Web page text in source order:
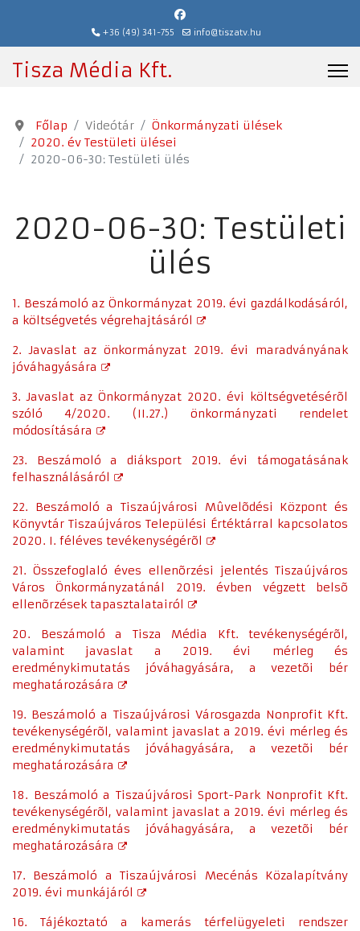
+36 (49) 341-755 info@tiszatv.hu
Tisza Média Kft.
Főlap Videótár
Önkormányzati ülések
2020. év Testületi ülései
2020-06-30: Testületi ülés
2020-06-30: Testületi
ülés
1. Beszámoló az Önkormányzat 2019. évi gazdálkodásáról,
a költségvetés végrehajtásáról
2. Javaslat az önkormányzat 2019. évi maradványának
jóváhagyására
3. Javaslat az Önkormányzat 2020. évi költségvetésérõl
szóló 4/2020. (II.27.)
önkormányzati rendelet
módosítására
23. Beszámoló a diáksport 2019. évi támogatásának
felhasználásáról
22. Beszámoló a Tiszaújvárosi Mûvelõdési Központ és
Könyvtár Tiszaújváros Települési Értéktárral kapcsolatos
2020. I. féléves tevékenységérõl
21. Összefoglaló éves ellenõrzési jelentés Tiszaújváros
Város Önkormányzatánál 2019. évben végzett belsõ
ellenõrzések tapasztalatairól
20. Beszámoló a Tisza Média Kft. tevékenységérõl,
valamint javaslat a 2019. évi mérleg és
eredménykimutatás jóváhagyására, a vezetõi bér
meghatározására
19. Beszámoló a Tiszaújvárosi Városgazda Nonprofit Kft.
tevékenységérõl, valamint javaslat a 2019. évi mérleg és
eredménykimutatás jóváhagyására, a vezetõi bér
meghatározására
18. Beszámoló a Tiszaújvárosi Sport-Park Nonprofit Kft.
tevékenységérõl, valamint javaslat a 2019. évi mérleg és
eredménykimutatás jóváhagyására, a vezetõi bér
meghatározására
17. Beszámoló a Tiszaújvárosi Mecénás Közalapítvány
2019. évi munkájáról
16. Tájékoztató a kamerás térfelügyeleti rendszer